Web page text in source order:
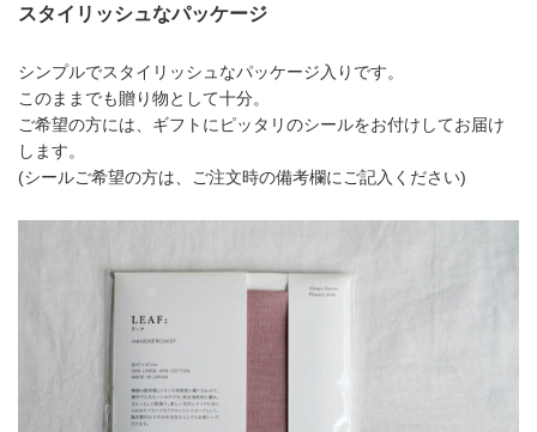
スタイリッシュなパッケージ
シンプルでスタイリッシュなパッケージ入りです。
このままでも贈り物として十分。
ご希望の方には、ギフトにピッタリのシールをお付けしてお届け
します。
(シールご希望の方は、ご注文時の備考欄にご記入ください)